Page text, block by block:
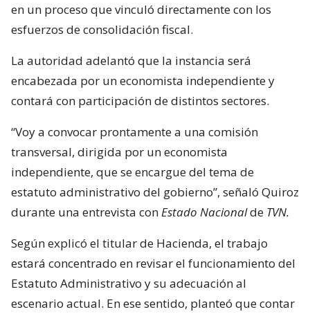
en un proceso que vinculó directamente con los
esfuerzos de consolidación fiscal.
La autoridad adelantó que la instancia será
encabezada por un economista independiente y
contará con participación de distintos sectores.
“Voy a convocar prontamente a una comisión
transversal, dirigida por un economista
independiente, que se encargue del tema de
estatuto administrativo del gobierno”, señaló Quiroz
durante una entrevista conEstado Nacionalde TVN.
Según explicó el titular de Hacienda, el trabajo
estará concentrado en revisar el funcionamiento del
Estatuto Administrativo y su adecuación al
escenario actual. En ese sentido, planteó que contar